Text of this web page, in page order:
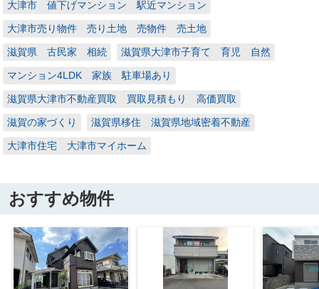
大津市 値下げマンション 駅近マンション
大津市売り物件 売り土地 売物件 売土地
滋賀県 古民家 相続 滋賀県大津市子育て 育児 自然
マンション4LDK 家族 駐車場あり
滋賀県大津市不動産買取 買取見積もり 高価買取
滋賀の家づくり 滋賀県移住 滋賀県地域密着不動産
大津市住宅 大津市マイホーム
おすすめ物件